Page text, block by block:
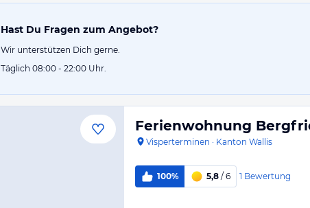
Hast Du Fragen zum Angebot?
Wir unterstützen Dich gerne.
Täglich 08:00 - 22:00 Uhr.
Ferienwohnung
Visperterminen · Kanton Wallis
100% 5,8 / 6 1 Bewertung